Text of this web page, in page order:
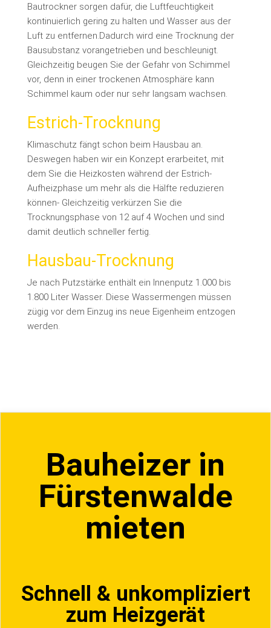
Bautrockner sorgen dafür, die Luftfeuchtigkeit
kontinuierlich gering zu halten und Wasser aus der
Luft zu entfernen.Dadurch wird eine Trocknung der
Bausubstanz vorangetrieben und beschleunigt.
Gleichzeitig beugen Sie der Gefahr von Schimmel
vor, denn in einer trockenen Atmosphäre kann
Schimmel kaum oder nur sehr langsam wachsen.
Estrich-Trocknung
Klimaschutz fängt schon beim Hausbau an.
Deswegen haben wir ein Konzept erarbeitet, mit
dem Sie die Heizkosten während der Estrich-
Aufheizphase um mehr als die Hälfte reduzieren
können- Gleichzeitig verkürzen Sie die
Trocknungsphase von 12 auf 4 Wochen und sind
damit deutlich schneller fertig.
Hausbau-Trocknung
Je nach Putzstärke enthält ein Innenputz 1.000 bis
1.800 Liter Wasser. Diese Wassermengen müssen
zügig vor dem Einzug ins neue Eigenheim entzogen
werden.
Bauheizer in
Fürstenwalde
mieten
Schnell & unkompliziert
zum Heizgerät